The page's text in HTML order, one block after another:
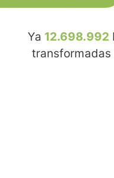
Ya 12.698.992
transformadas